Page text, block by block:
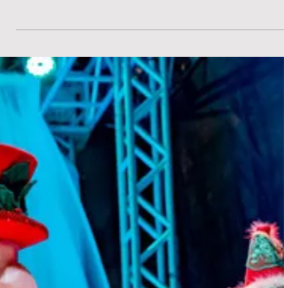
em seu enoturismo. Além de uma nova loja,
ampliada de 135 para 400 metros
o espaço...